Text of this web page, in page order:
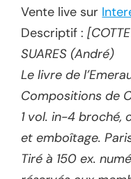
Vente live sur
Descriptif :
SUARES (André)
Le livre de
Compositions de
1 vol. in-4 broché,
et emboîtage.
Tiré à 150 ex.